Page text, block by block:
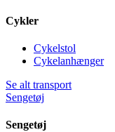
Cykler
Cykelstol
Cykelanhænger
Se alt transport
Sengetøj
Sengetøj